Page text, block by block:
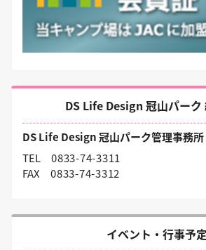
DS Life Design 冠山パーク
DS Life Design 冠山パーク管理事務所
TEL 0833-74-3311
FAX 0833-74-3312
イベント・行事予定